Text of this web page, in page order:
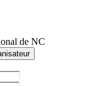
de NC